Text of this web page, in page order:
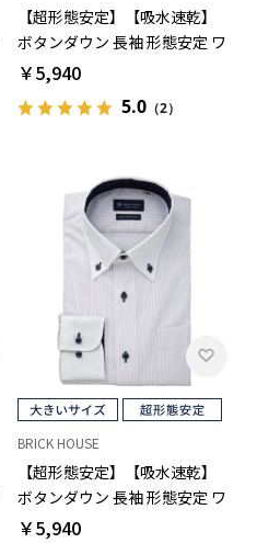
【超形態安定】【吸水速乾】
ボタンダウン 長袖 形態安定 ワ
イシャツ 大きいサイズ
￥5,940
5.0 （2）
BRICK HOUSE
【超形態安定】【吸水速乾】
ボタンダウン 長袖 形態安定 ワ
イシャツ 大きいサイズ
￥5,940